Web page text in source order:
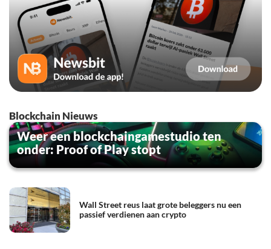
Blockchain Nieuws
Weer een blockchaingamestudio ten
onder: Proof of Play stopt
Wall Street reus laat grote beleggers nu een
passief verdienen aan crypto